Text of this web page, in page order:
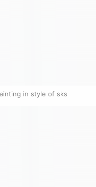
in style of sks